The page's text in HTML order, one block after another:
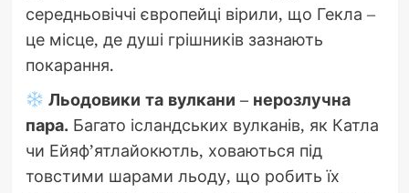
середньовіччі європейці вірили, що Гекла –
це місце, де душі грішників зазнають
покарання.
Льодовики та вулкани – нерозлучна
пара. Багато ісландських вулканів, як Катла
чи Ейяф’ятлайокютль, ховаються під
товстими шарами льоду, що робить їх